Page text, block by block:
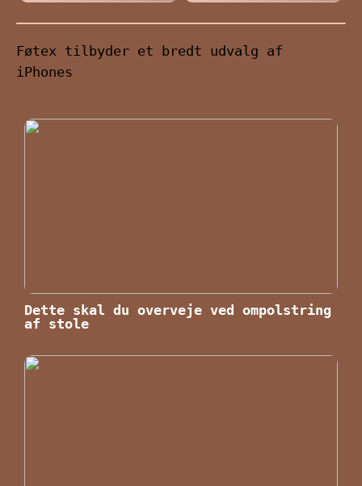
Føtex tilbyder et bredt udvalg af
iPhones
Dette skal du overveje ved ompolstring
af stole